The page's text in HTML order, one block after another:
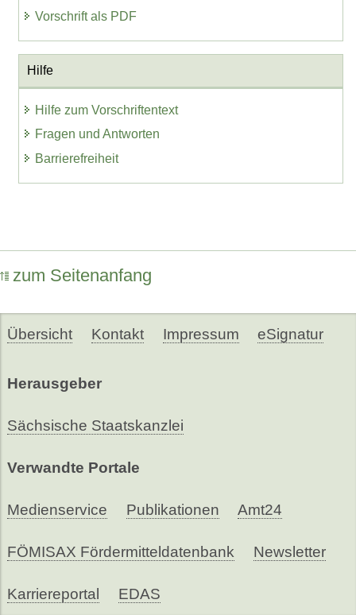
Vorschrift als PDF
Hilfe
Hilfe zum Vorschriftentext
Fragen und Antworten
Barrierefreiheit
zum Seitenanfang
Übersicht Kontakt Impressum eSignatur
Herausgeber
Sächsische Staatskanzlei
Verwandte Portale
Medienservice Publikationen Amt24
FÖMISAX Fördermitteldatenbank Newsletter
Karriereportal EDAS